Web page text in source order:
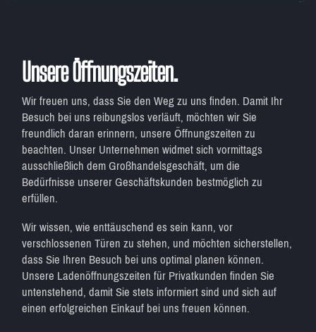
UnsereÖffnungszeiten.
Wir freuen uns, dass Sie den Weg zu uns finden. Damit Ihr
Besuch bei uns reibungslos verläuft, möchten wir Sie
freundlich daran erinnern, unsere Öffnungszeiten zu
beachten. Unser Unternehmen widmet sich vormittags
ausschließlich dem Großhandelsgeschäft, um die
Bedürfnisse unserer Geschäftskunden bestmöglich zu
erfüllen.
Wir wissen, wie enttäuschend es sein kann, vor
verschlossenen Türen zu stehen, und möchten sicherstellen,
dass Sie Ihren Besuch bei uns optimal planen können.
Unsere Ladenöffnungszeiten für Privatkunden finden Sie
untenstehend, damit Sie stets informiert sind und sich auf
einen erfolgreichen Einkauf bei uns freuen können.